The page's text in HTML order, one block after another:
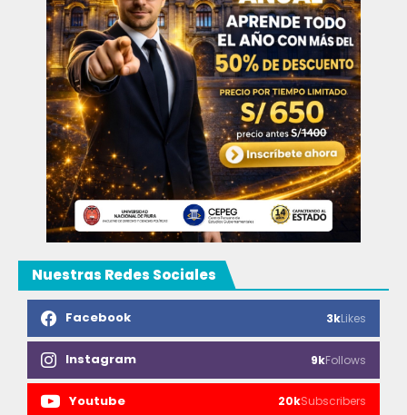
Nuestras Redes Sociales
Facebook 3kLikes
Instagram 9kFollows
Youtube 20kSubscribers